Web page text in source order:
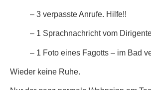
– 3 verpasste Anrufe. Hilfe!!
– 1 Sprachnachricht vom
– 1 Foto eines Fagotts – im Bad
Wieder keine Ruhe.